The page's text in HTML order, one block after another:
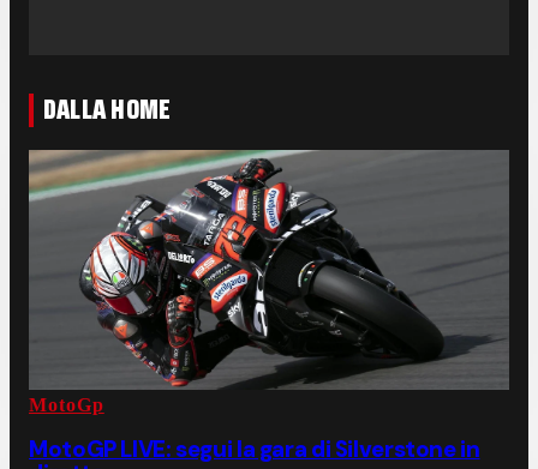
DALLA HOME
MotoGp
MotoGP LIVE: segui la gara di Silverstone in